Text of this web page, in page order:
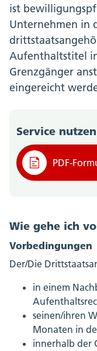
ist
Unternehmen in
Aufenthaltstitel
Grenzgänger
eingereicht
Service nutzen
PDF-
Wie gehe ich
Vorbedingungen
Der/Die
in einem
seinen/ihren
Monaten in
innerhalb der